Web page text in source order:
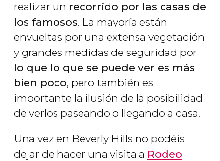
realizar un recorrido por las casas de
los famosos. La mayoría están
envueltas por una extensa vegetación
y grandes medidas de seguridad por
lo que lo que se puede ver es más
bien poco, pero también es
importante la ilusión de la posibilidad
de verlos paseando o llegando a casa.
Una vez en Beverly Hills no podéis
dejar de hacer una visita a Rodeo